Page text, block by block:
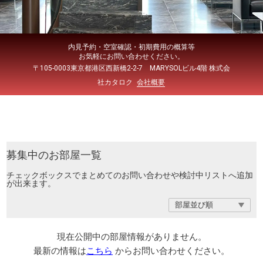
内見予約・空室確認・初期費用の概算等
お気軽にお問い合わせください。
〒105-0003東京都港区西新橋2-2-7 MARYSOLビル4階 株式会
社カタロク
会社概要
募集中のお部屋一覧
チェックボックスでまとめてのお問い合わせや検討中リストへ追加
が出来ます。
現在公開中の部屋情報がありません。
最新の情報はこちら からお問い合わせください。